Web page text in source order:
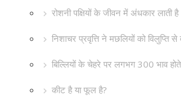
रोशनी पक्षियों के जीवन में अंधकार लाती है
निशाचर प्रवृत्ति ने मछलियों को विलुप्ति से
बिल्लियों के चेहरे पर लगभग 300 भाव
कीट है या फूल है?